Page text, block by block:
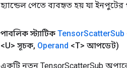
হ্যান্ডেল পেতে ব্যবহৃত হয় যা ইনপুটের
পাবলিক স্ট্যাটিক TensorScatterSub
<U> সূচক, Operand <T> আপডেট)
একটি নতুন TensorScatterSub